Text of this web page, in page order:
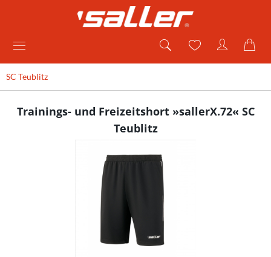
SC Teublitz
Trainings- und Freizeitshort »sallerX.72« SC
Teublitz